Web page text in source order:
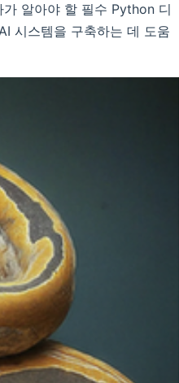
알아야 할 필수 Python 디
시스템을 구축하는 데 도움